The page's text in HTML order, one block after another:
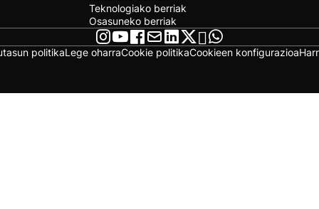
Teknologiako berriak
Osasuneko berriak
politikaLege oharraCookie politikaCookieen konfigurazioa